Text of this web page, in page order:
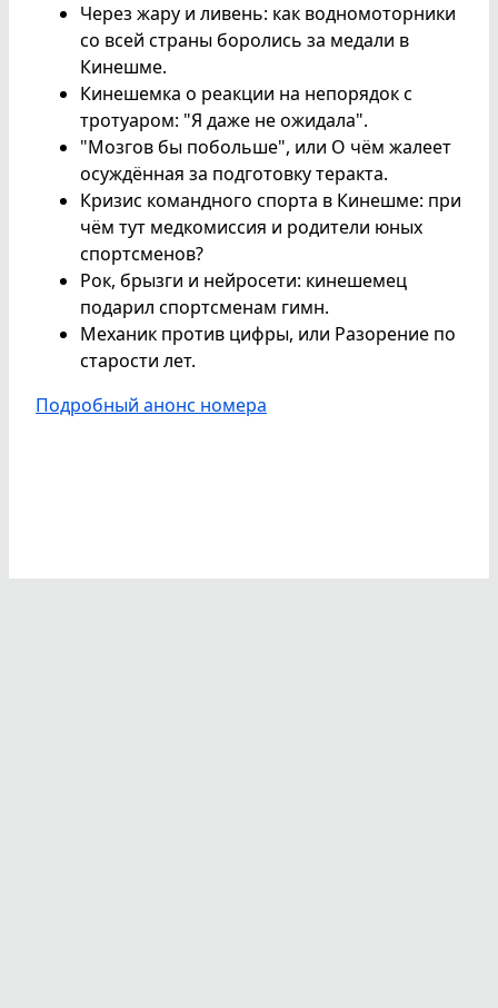
Через жару и ливень: как водномоторники
со всей страны боролись за медали в
Кинешме.
Кинешемка о реакции на непорядок с
тротуаром: "Я даже не ожидала".
"Мозгов бы побольше", или О чём жалеет
осуждённая за подготовку теракта.
Кризис командного спорта в Кинешме: при
чём тут медкомиссия и родители юных
спортсменов?
Рок, брызги и нейросети: кинешемец
подарил спортсменам гимн.
Механик против цифры, или Разорение по
старости лет.
Подробный анонс номера